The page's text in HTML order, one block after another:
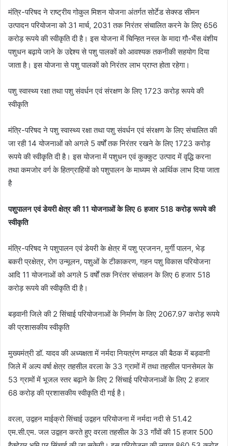
मंत्रि-परिषद ने राष्ट्रीय गोकुल मिशन योजना अंतर्गत सोर्टेड सेक्स्ड सीमन
उत्पादन परियोजना को 31 मार्च, 2031 तक निरंतर संचालित करने के लिए 656
करोड़ रूपये की स्वीकृति दी है। इस योजना में चिन्हित नस्ल के मादा गौ-भैंस वंशीय
पशुधन बढ़ाये जाने के उद्देश्य से पशु पालकों को आवश्यक तकनीकी सहयोग दिया
जाता है। इस योजना से पशु पालकों को निरंतर लाभ प्राप्त होता रहेगा।
पशु स्वास्थ्य रक्षा तथा पशु संवर्धन एवं संरक्षण के लिए 1723 करोड़ रूपये की
स्वीकृति
मंत्रि-परिषद ने पशु स्वास्थ्य रक्षा तथा पशु संवर्धन एवं संरक्षण के लिए संचालित की
जा रही 14 योजनाओं को अगले 5 वर्षों तक निरंतर रखने के लिए 1723 करोड़
रूपये की स्वीकृति दी है। इस योजना में पशुधन एवं कुक्कुट उत्पाद में वृद्धि करना
तथा कमजोर वर्ग के हितग्राहियों को पशुपालन के माध्यम से आर्थिक लाभ दिया जाता
है
पशुपालन एवं डेयरी क्षेत्र की 11 योजनाओं के लिए 6 हजार 518 करोड़ रूपये की
स्वीकृति
मंत्रि-परिषद ने पशुपालन एवं डेयरी के क्षेत्र में पशु प्रजनन, मुर्गी पालन, भेड़
बकरी प्रक्षेत्र, रोग उन्मूलन, पशुओं के टीकाकरण, गहन पशु विकास परियोजना
आदि 11 योजनाओं को अगले 5 वर्षों तक निरंतर संचालन के लिए 6 हजार 518
करोड़ रूपये की स्वीकृति दी है।
बड़वानी जिले की 2 सिंचाई परियोजनाओं के निर्माण के लिए 2067.97 करोड़ रूपये
की प्रशासकीय स्वीकृति
मुख्यमंत्री डॉ. यादव की अध्यक्षता में नर्मदा नियत्रंण मण्डल की बैठक में बड़वानी
जिले में अल्प वर्षा क्षेत्र तहसील वरला के 33 ग्रामों में तथा तहसील पानसेमल के
53 ग्रामों में भूजल स्तर बढ़ाने के लिए 2 सिंचाई परियोजनाओं के लिए 2 हजार
68 करोड़ की प्रशासकीय स्वीकृति दी गई है।
वरला, उद्वहन माईक्रो सिंचाई उद्वहन परियोजना में नर्मदा नदी से 51.42
एम.सी.एम. जल उद्वहन करते हुए वरला तहसील के 33 गाँवों की 15 हजार 500